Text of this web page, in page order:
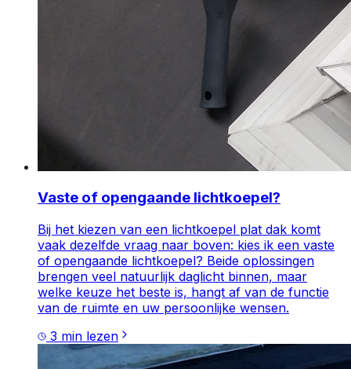
Vaste of opengaande lichtkoepel?
Bij het kiezen van een lichtkoepel plat dak komt
vaak dezelfde vraag naar boven: kies ik een vaste
of opengaande lichtkoepel? Beide oplossingen
brengen veel natuurlijk daglicht binnen, maar
welke keuze het beste is, hangt af van de functie
van de ruimte en uw persoonlijke wensen.
3 min lezen